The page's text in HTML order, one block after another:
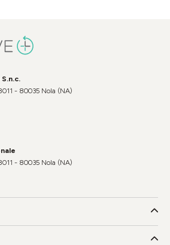
- 80035 Nola (NA)
- 80035 Nola (NA)